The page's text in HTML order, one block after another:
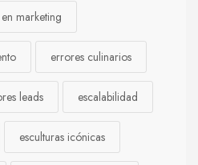
marketing
errores culinarios
leads escalabilidad
esculturas icónicas